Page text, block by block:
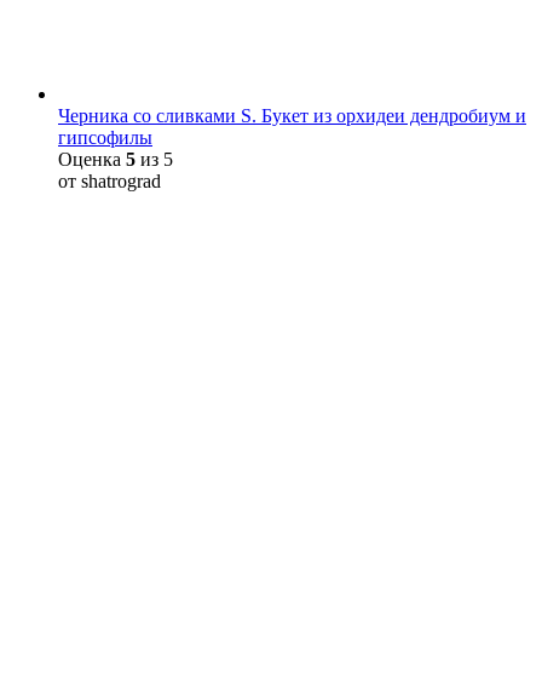
Черника со сливками S. Букет из орхидеи дендробиум и
гипсофилы
Оценка 5 из 5
от shatrograd